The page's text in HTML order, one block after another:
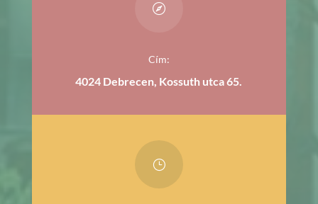

Cím:
4024 Debrecen, Kossuth utca 65.
}